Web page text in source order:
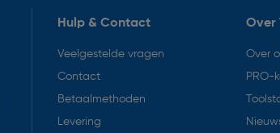
Hulp & Contact
Veelgestelde vragen
Contact
Betaalmethoden
Levering
Over
Over
PRO-